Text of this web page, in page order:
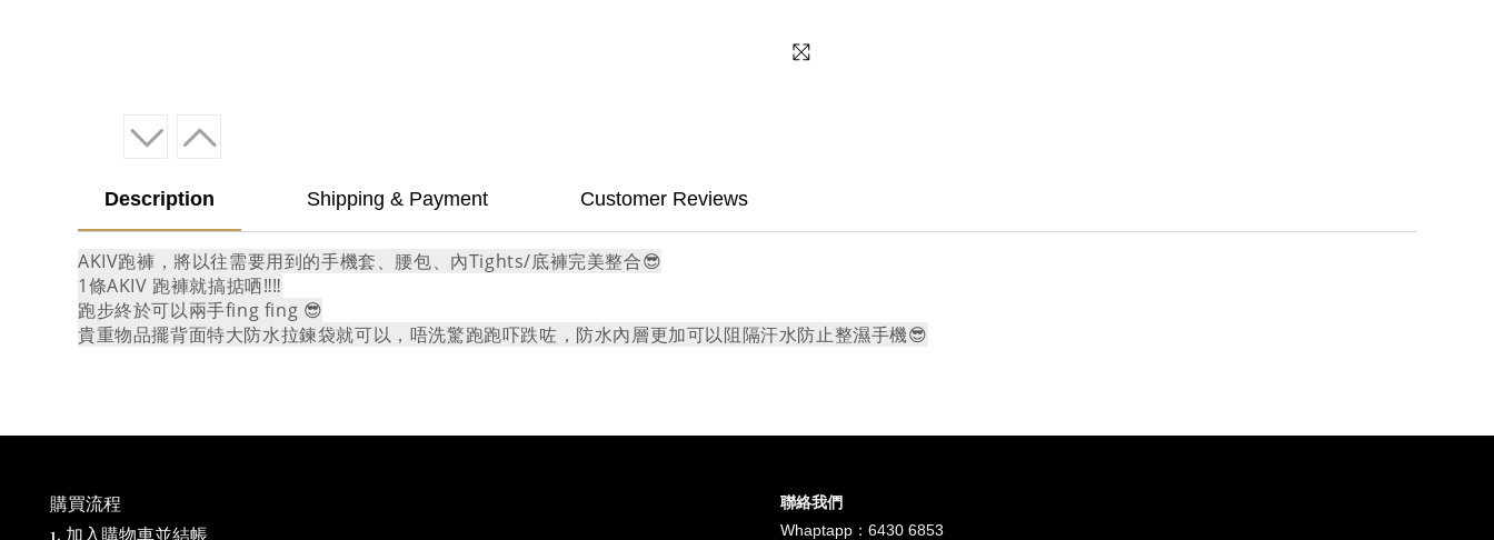
Description Shipping & Payment Customer Reviews
AKIV跑褲，將以往需要用到的手機套、腰包、內Tights/底褲完美整合😎
1條AKIV 跑褲就搞掂哂‼️‼️
跑步終於可以兩手fing fing 😎
貴重物品擺背面特大防水拉鍊袋就可以，唔洗驚跑跑吓跌咗，防水內層更加可以阻隔汗水防止整濕手機😎
購買流程
1. 加入購物車並結帳
聯絡我們
Whaptapp：6430 6853